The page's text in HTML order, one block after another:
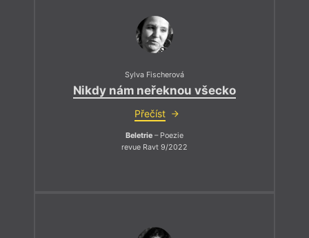
Sylva Fischerová
Nikdy nám neřeknou všecko
Přečíst
Beletrie – Poezie
revue Ravt 9/2022